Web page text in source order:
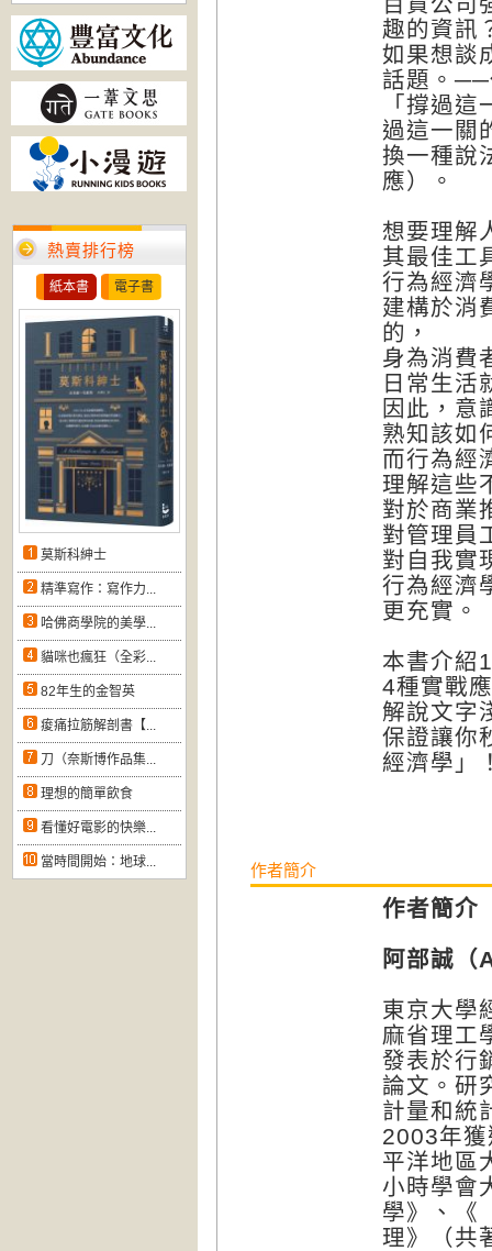
熱賣排行榜
紙本書 電子書
莫斯科紳士
精準寫作：寫作力...
哈佛商學院的美學...
貓咪也瘋狂（全彩...
82年生的金智英
痠痛拉筋解剖書【...
刀（奈斯博作品集...
理想的簡單飲食
看懂好電影的快樂...
當時間開始：地球...
趣的資訊
如果想談
話題。──
「撐過
過這一關
換一種說
應）。
想要理解
其最佳工
行為經濟
建構於消
的，
身為消費
日常生活
因此，意
熟知該如
而行為經
理解這些
對於商業
對管理員
對自我實
行為經濟
更充實。
本書介紹
4種實戰
解說文字
保證讓你
經濟學」
作者簡介
作者簡介
阿部誠
東京大學
麻省理工
發表於行
論文。研
計量和統
2003年
平洋地區
小時學會
學》、《
理》（共